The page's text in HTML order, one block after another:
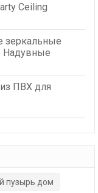
Ceiling
зеркальные
Надувные
ПВХ для
пузырь дом